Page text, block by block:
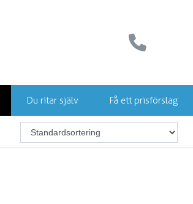
Du ritar själv Få ett prisförslag